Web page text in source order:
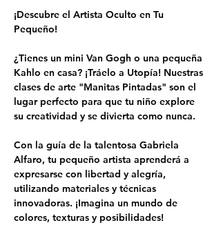
¡Descubre el Artista Oculto en Tu
Pequeño!
¿Tienes un mini Van Gogh o una pequeña
Kahlo en casa? ¡Tráelo a Utopía! Nuestras
clases de arte "Manitas Pintadas" son el
lugar perfecto para que tu niño explore
su creatividad y se divierta como nunca.
Con la guía de la talentosa Gabriela
Alfaro, tu pequeño artista aprenderá a
expresarse con libertad y alegría,
utilizando materiales y técnicas
innovadoras. ¡Imagina un mundo de
colores, texturas y posibilidades!